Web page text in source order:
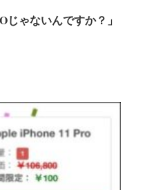
じゃないんですか？」